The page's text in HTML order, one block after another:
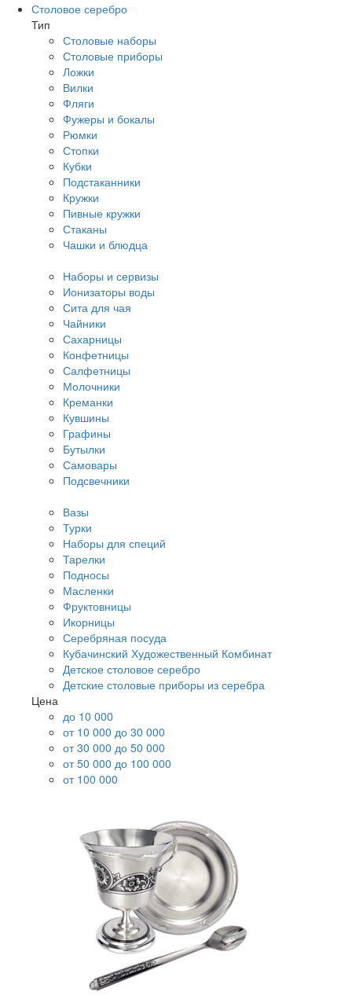
Столовое серебро
Тип
Столовые наборы
Столовые приборы
Ложки
Вилки
Фляги
Фужеры и бокалы
Рюмки
Стопки
Кубки
Подстаканники
Кружки
Пивные кружки
Стаканы
Чашки и блюдца
Наборы и сервизы
Ионизаторы воды
Сита для чая
Чайники
Сахарницы
Конфетницы
Салфетницы
Молочники
Креманки
Кувшины
Графины
Бутылки
Самовары
Подсвечники
Вазы
Турки
Наборы для специй
Тарелки
Подносы
Масленки
Фруктовницы
Икорницы
Серебряная посуда
Кубачинский Художественный Комбинат
Детское столовое серебро
Детские столовые приборы из серебра
Цена
до 10 000
от 10 000 до 30 000
от 30 000 до 50 000
от 50 000 до 100 000
от 100 000